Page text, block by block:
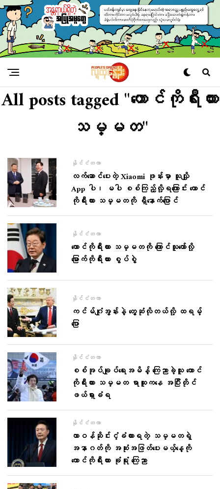
All posts tagged "တောင်ကိုရီးယား
သမ္မတ"
နိုင်ငံတကာ
လက်ဆောင်ပေးတဲ့ Xiaomi ဖုန်းမှာ သူလျှို
App ပါ၊ မပါ စစ်ကြည့်လို့ရကြောင်း တောင်
ကိုရီးယား သမ္မတကို ရှီနောက်ပြောင်
နိုင်ငံတကာ
တောင်ကိုရီးယား သမ္မတကို ကြောင်သူတော်လို့
မြောက်ကိုရီးယား စွပ်စွဲ
နိုင်ငံတကာ
ကင်မ်ဂျုံအွန်းနဲ့ တွေ့ဆုံလိုတယ်လို့ ထရမ့်
ပြော
နိုင်ငံတကာ
စစ်အုပ်ချုပ်ရေးအမိန့် ကြေညာခဲ့သူ တောင်
ကိုရီးယား သမ္မတ ရာထူးကနေ အပြီးတိုင်
ဖယ်ရှားခံရ
နိုင်ငံတကာ
တာဝန်ဆိုင်းငံ့ခံထားရတဲ့ သမ္မတရဲ့
အနာဂတ်ကို အဆုံးအဖြတ်ပေးမယ့်နေ့ကို
တောင်ကိုရီးယား ခုံရုံး ကြေညာ